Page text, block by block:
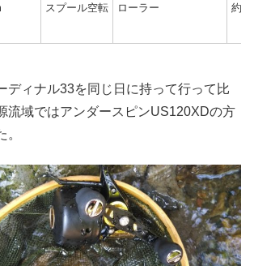
スプール空転 ローラー 約
ディナル33を同じ日に持って行って比
流域ではアンダースピンUS120XDの方